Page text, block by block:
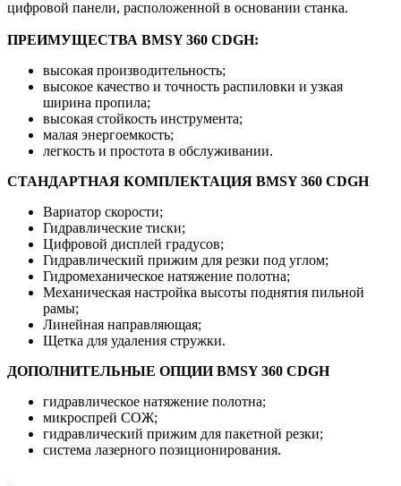
цифровой панели, расположенной в основании станка.
ПРЕИМУЩЕСТВА BMSY 360 CDGH:
высокая производительность;
высокое качество и точность распиловки и узкая
ширина пропила;
высокая стойкость инструмента;
малая энергоемкость;
легкость и простота в обслуживании.
СТАНДАРТНАЯ КОМПЛЕКТАЦИЯ BMSY 360 CDGH
Вариатор скорости;
Гидравлические тиски;
Цифровой дисплей градусов;
Гидравлический прижим для резки под углом;
Гидромеханическое натяжение полотна;
Механическая настройка высоты поднятия пильной
рамы;
Линейная направляющая;
Щетка для удаления стружки.
ДОПОЛНИТЕЛЬНЫЕ ОПЦИИ BMSY 360 CDGH
гидравлическое натяжение полотна;
микроспрей СОЖ;
гидравлический прижим для пакетной резки;
система лазерного позиционирования.